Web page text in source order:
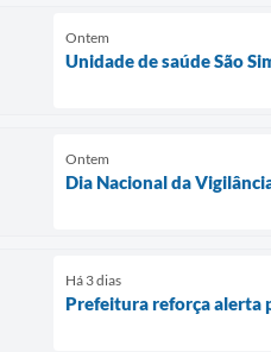
Ontem
Unidade de saúde São
Ontem
Dia Nacional da
Há 3 dias
Prefeitura reforça alerta